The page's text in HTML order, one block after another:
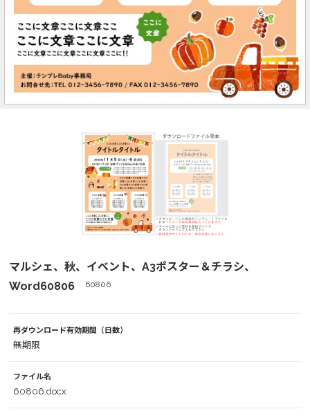
マルシェ、秋、イベント、A3ポスター＆チラシ、
Word60806
60806
再ダウンロード有効期間（日数）
無期限
ファイル名
60806.docx